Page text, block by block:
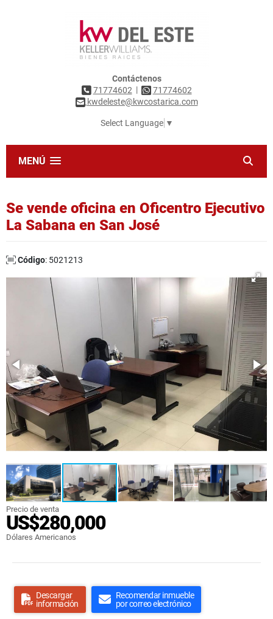
Contáctenos
71774602 |
71774602
kwdeleste@kwcostarica.com
Select Language ▼
MENÚ
Se vende oficina en Oficentro Ejecutivo
La Sabana en San José
Código: 5021213
Precio de venta
US$280,000
Dólares Americanos
Descargar
información
Recomendar inmueble
por correo electrónico